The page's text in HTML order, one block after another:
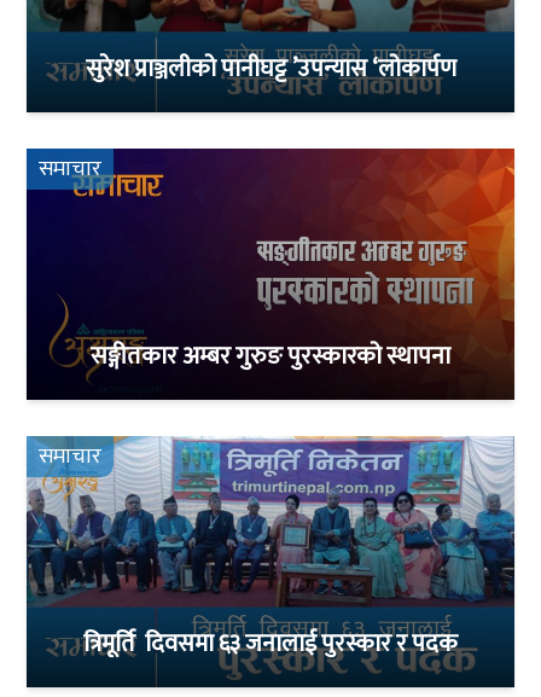
सुरेश प्राञ्जलीको पानीघट्ट ’उपन्यास ‘लोकार्पण
समाचार
सङ्गीतकार अम्बर गुरुङ पुरस्कारको स्थापना
समाचार
त्रिमूर्ति दिवसमा ६३ जनालाई पुरस्कार र पदक